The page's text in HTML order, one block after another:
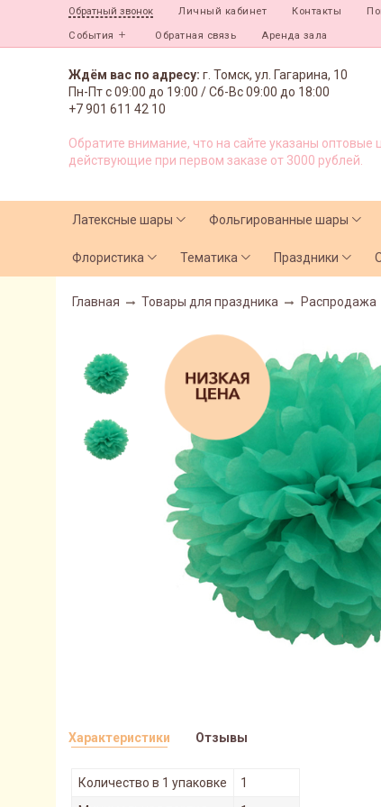
Обратный звонок Личный кабинет Контакты
События Обратная связь Аренда зала
Ждём вас по адресу: г. Томск, ул. Гагарина, 10
Пн-Пт с09:00 до 19:00 /Сб-Вс 09:00 до 18:00
+7 901 611 42 10
Обратите внимание, что на сайте указаны оптовые
действующие при первом заказе от 3000 рублей.
Латексные шары Фольгированные шары
Флористика Тематика Праздники
Главная Товары для праздника Распродажа
Характеристики
Количество в 1 упаковке
1
Отзывы